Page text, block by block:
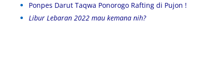
Ponpes Darut Taqwa Ponorogo Rafting di Pujon !
Libur Lebaran 2022 mau kemana nih?